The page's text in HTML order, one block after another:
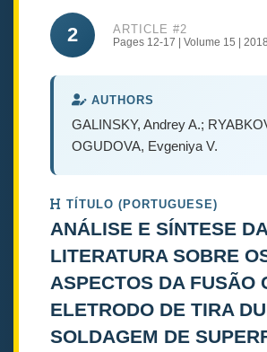
2 ARTICLE #2
Pages 12-17 | Volume 15 | 2018
AUTHORS
GALINSKY, Andrey A.;
OGUDOVA, Evgeniya V.
TÍTULO (PORTUGUESE)
ANÁLISE E SÍNTESE DA
LITERATURA SOBRE
ASPECTOS DA FUSÃO
ELETRODO DE TIRA
SOLDAGEM DE